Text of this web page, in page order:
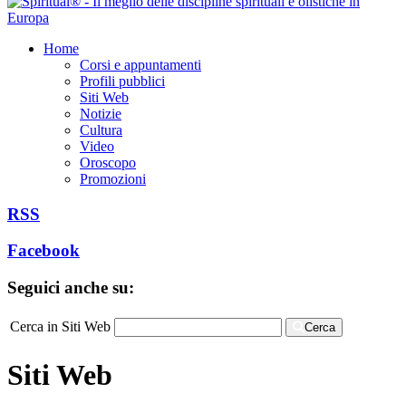
Home
Corsi e appuntamenti
Profili pubblici
Siti Web
Notizie
Cultura
Video
Oroscopo
Promozioni
RSS
Facebook
Seguici anche su:
Cerca in Siti Web Cerca
Siti Web